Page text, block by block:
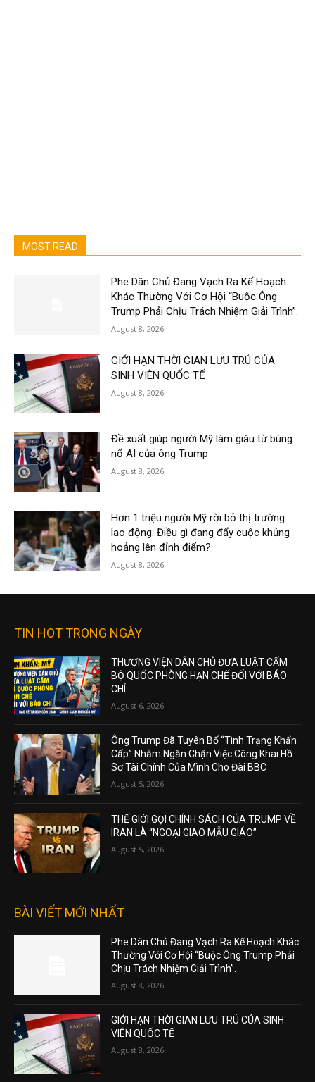
MOST READ
Phe Dân Chủ Đang Vạch Ra Kế Hoạch
Khác Thường Với Cơ Hội “Buộc Ông
Trump Phải Chịu Trách Nhiệm Giải Trình”.
August 8, 2026
GIỚI HẠN THỜI GIAN LƯU TRÚ CỦA
SINH VIÊN QUỐC TẾ
August 8, 2026
Đề xuất giúp người Mỹ làm giàu từ bùng
nổ AI của ông Trump
August 8, 2026
Hơn 1 triệu người Mỹ rời bỏ thị trường
lao động: Điều gì đang đẩy cuộc khủng
hoảng lên đỉnh điểm?
August 8, 2026
TIN HOT TRONG NGÀY
THƯỢNG VIỆN DÂN CHỦ ĐƯA LUẬT CẤM
BỘ QUỐC PHÒNG HẠN CHẾ ĐỐI VỚI BÁO
CHÍ
August 6, 2026
Ông Trump Đã Tuyên Bố “Tình Trạng Khẩn
Cấp” Nhằm Ngăn Chặn Việc Công Khai Hồ
Sơ Tài Chính Của Mình Cho Đài BBC
August 5, 2026
THẾ GIỚI GỌI CHÍNH SÁCH CỦA TRUMP VỀ
IRAN LÀ “NGOẠI GIAO MẪU GIÁO”
August 5, 2026
BÀI VIẾT MỚI NHẤT
Phe Dân Chủ Đang Vạch Ra Kế Hoạch Khác
Thường Với Cơ Hội “Buộc Ông Trump Phải
Chịu Trách Nhiệm Giải Trình”.
August 8, 2026
GIỚI HẠN THỜI GIAN LƯU TRÚ CỦA SINH
VIÊN QUỐC TẾ
August 8, 2026